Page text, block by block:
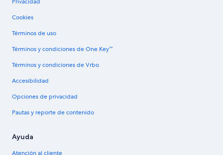
Privacidad
Cookies
Términos de uso
Términos y condiciones de One Key™
Términos y condiciones de Vrbo
Accesibilidad
Opciones de privacidad
Pautas y reporte de contenido
Ayuda
Atención al cliente